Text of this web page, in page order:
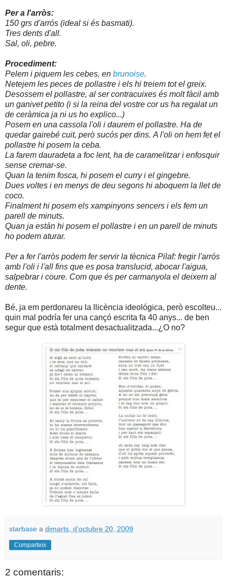
Per a l'arròs:
150 grs d'arrós (ideal si és basmati).
Tres dents d'all.
Sal, oli, pebre.
Procediment:
Pelem i piquem les cebes, en brunoise.
Netejem les peces de pollastre i els hi treiem tot el greix.
Desossem el pollastre, al ser contracuixes és molt fàcil amb
un ganivet petito (i si la reina del vostre cor us ha regalat un
de ceràmica ja ni us ho explico...)
Posem en una cassola l'oli i daurem el pollastre. Ha de
quedar gairebé cuit, però sucós per dins. A l'oli on hem fet el
pollastre hi posem la ceba.
La farem dauradeta a foc lent, ha de caramelitzar i enfosquir
sense cremar-se.
Quan la tenim fosca, hi posem el curry i el gingebre.
Dues voltes i en menys de deu segons hi aboquem la llet de
coco.
Finalment hi posem els xampinyons sencers i els fem un
parell de minuts.
Quan ja estàn hi posem el pollastre i en un parell de minuts
ho podem aturar.
Per a fer l'arròs podem fer servir la tècnica Pilaf: fregir l'arrós
amb l'oli i l'all fins que es posa translucid, abocar l'aigua,
salpebrar i coure. Com que és per carmanyola el deixem al
dente.
Bé, ja em perdonareu la llicència ideológica, però escolteu...
quin mal podría fer una cançó escrita fa 40 anys... de ben
segur que està totalment desactualitzada...¿O no?
starbase a dimarts, d’octubre 20, 2009
Comparteix
2 comentaris: